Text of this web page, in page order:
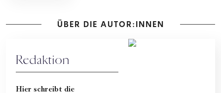
ÜBER DIE AUTOR:INNEN
Redaktion
Hier schreibt die